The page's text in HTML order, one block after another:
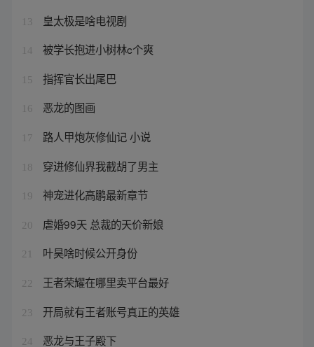
13 皇太极是啥电视剧
14 被学长抱进小树林c个爽
15 指挥官长出尾巴
16 恶龙的图画
17 路人甲炮灰修仙记 小说
18 穿进修仙界我截胡了男主
19 神宠进化高鹏最新章节
20 虐婚99天 总裁的天价新娘
21 叶昊啥时候公开身份
22 王者荣耀在哪里卖平台最好
23 开局就有王者账号真正的英雄
24 恶龙与王子殿下